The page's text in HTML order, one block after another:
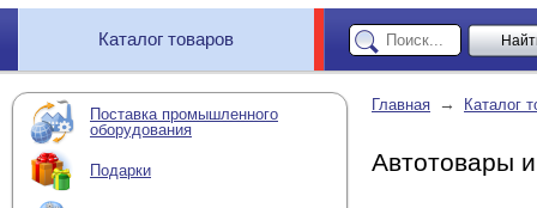
Каталог товаров
Поставка промышленного
оборудования
Подарки
Главная → Каталог
Автотовары